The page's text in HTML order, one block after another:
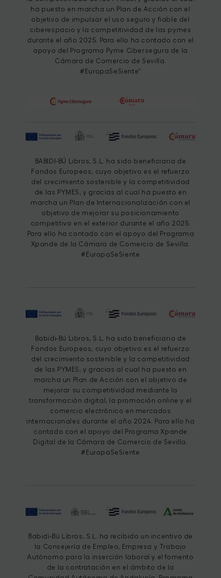
ha puesto en marcha un Plan de Acción con el
objetivo de impulsar el uso seguro y fiable del
ciberespacio y la competitividad de las pymes
durante el año 2025. Para ello ha contado con el
apoyo del Programa Pyme Cibersegura de la
Cámara de Comercio de Sevilla.
#EuropaSeSiente”
BABIDI-BÚ Libros, S.L. ha sido beneficiaria de
Fondos Europeos, cuyo objetivo es el refuerzo
del crecimiento sostenible y la competitividad
de las PYMES, y gracias al cual ha puesto en
marcha un Plan de Internacionalización con el
objetivo de mejorar su posicionamiento
competitivo en el exterior durante el año 2025.
Para ello ha contado con el apoyo del Programa
Xpande de la Cámara de Comercio de Sevilla.
#EuropaSeSiente
Babidi-Bú Libros, S.L. ha sido beneficiaria de
Fondos Europeos, cuyo objetivo es el refuerzo
del crecimiento sostenible y la competitividad
de las PYMES, y gracias al cual ha puesto en
marcha un Plan de Acción con el objetivo de
mejorar su competitividad mediante la
transformación digital, la promoción online y el
comercio electrónico en mercados
internacionales durante el año 2024. Para ello ha
contado con el apoyo del Programa Xpande
Digital de la Cámara de Comercio de Sevilla.
#EuropaSeSiente
Babidi-Bú Libros, S.L. ha recibido un incentivo de
la Consejería de Empleo, Empresa y Trabajo
Autónomo para la inserción laboral y el fomento
de la contratación en el ámbito de la